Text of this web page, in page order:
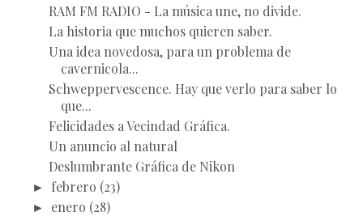
RAM FM RADIO - La música une, no divide.
La historia que muchos quieren saber.
Una idea novedosa, para un problema de
cavernicola...
Schweppervescence. Hay que verlo para saber lo
que...
Felicidades a Vecindad Gráfica.
Un anuncio al natural
Deslumbrante Gráfica de Nikon
► febrero (23)
► enero (28)